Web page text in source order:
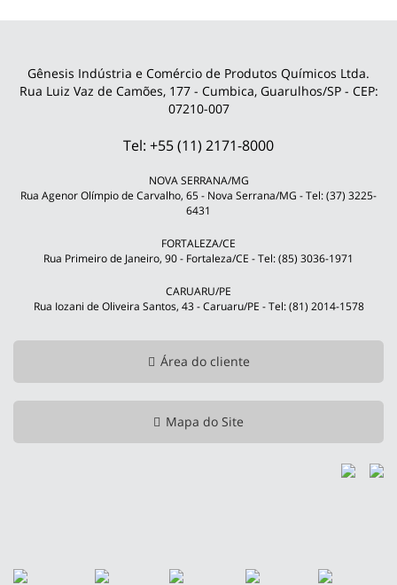
Gênesis Indústria e Comércio de Produtos Químicos Ltda.
Rua Luiz Vaz de Camões, 177 - Cumbica, Guarulhos/SP - CEP:
07210-007
Tel: +55 (11) 2171-8000
NOVA SERRANA/MG
Rua Agenor Olímpio de Carvalho, 65 - Nova Serrana/MG - Tel: (37) 3225-
6431
FORTALEZA/CE
Rua Primeiro de Janeiro, 90 - Fortaleza/CE - Tel: (85) 3036-1971
CARUARU/PE
Rua Iozani de Oliveira Santos, 43 - Caruaru/PE - Tel: (81) 2014-1578
Área do cliente
Mapa do Site